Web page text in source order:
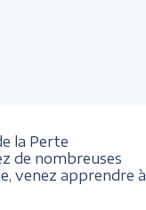
la Perte
de nombreuses
venez apprendre à